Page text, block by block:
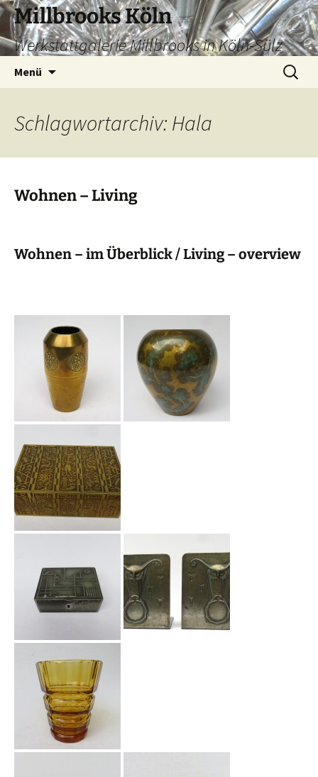
Zum
Inhalt
springen
Millbrooks Köln
Werkstattgalerie Millbrooks in Köln-Sülz
Menü
Suchen
nach:
Schlagwortarchiv: Hala
Wohnen – Living
Wohnen – im Überblick / Living – overview